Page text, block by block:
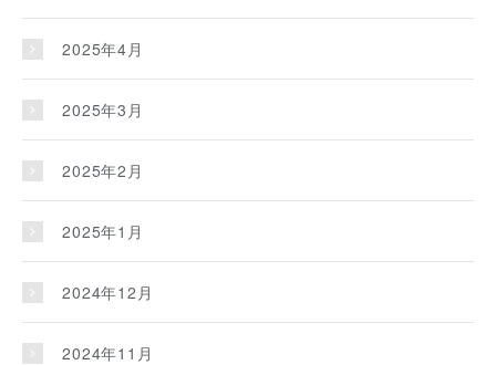
2025年4月
2025年3月
2025年2月
2025年1月
2024年12月
2024年11月